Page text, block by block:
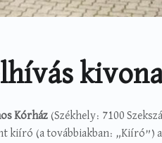
Kórház (Székhely: 7100
kiíró (a továbbiakban: „Kiíró”)